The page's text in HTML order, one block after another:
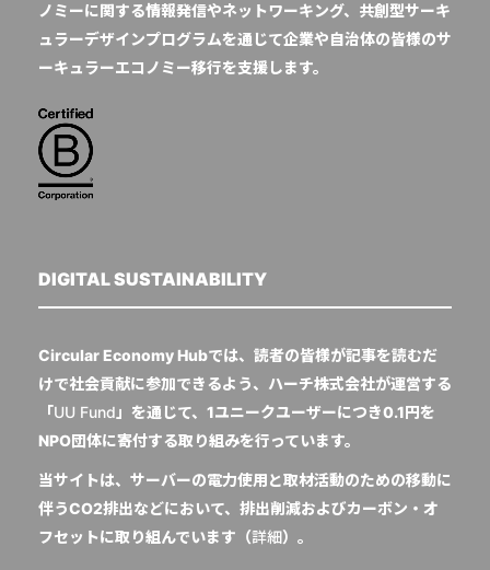
ノミーに関する情報発信やネットワーキング、共創型サーキ
ュラーデザインプログラムを通じて企業や自治体の皆様のサ
ーキュラーエコノミー移行を支援します。
DIGITAL SUSTAINABILITY
Circular Economy Hubでは、読者の皆様が記事を読むだ
けで社会貢献に参加できるよう、ハーチ株式会社が運営する
「UU Fund 」を通じて、1ユニークユーザーにつき0.1円を
NPO団体に寄付する取り組みを行っています。
当サイトは、サーバーの電力使用と取材活動のための移動に
伴うCO2排出などにおいて、排出削減およびカーボン・オ
フセットに取り組んでいます（詳細）。